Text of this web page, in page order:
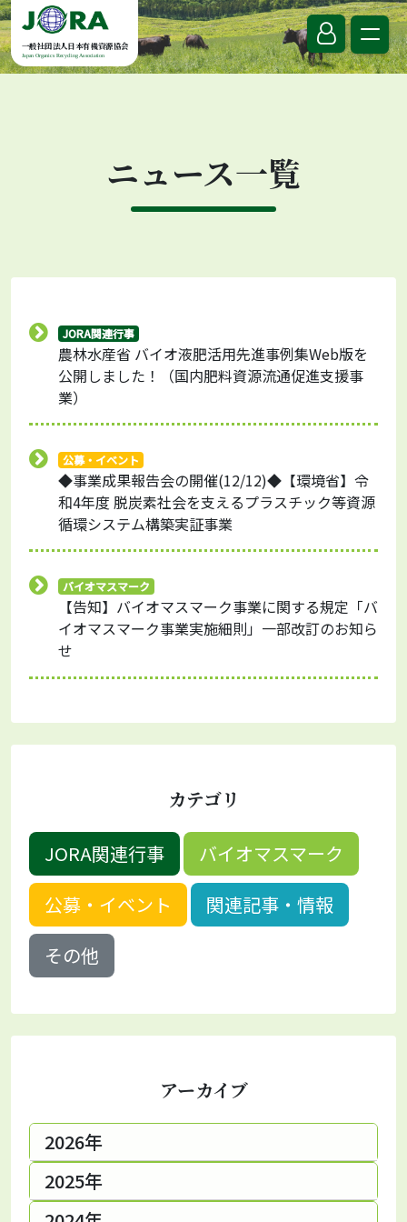
Skip to content
一般社団法人日本有機資源協会
Japan Organics Recycling Association
ニュース一覧
JORA関連行事
農林水産省 バイオ液肥活用先進事例集Web版を
公開しました！（国内肥料資源流通促進支援事
業）
公募・イベント
◆事業成果報告会の開催(12/12)◆【環境省】令
和4年度 脱炭素社会を支えるプラスチック等資源
循環システム構築実証事業
バイオマスマーク
【告知】バイオマスマーク事業に関する規定「バ
イオマスマーク事業実施細則」一部改訂のお知ら
せ
カテゴリ
JORA関連行事
バイオマスマーク
公募・イベント
関連記事・情報
その他
アーカイブ
2026年
2025年